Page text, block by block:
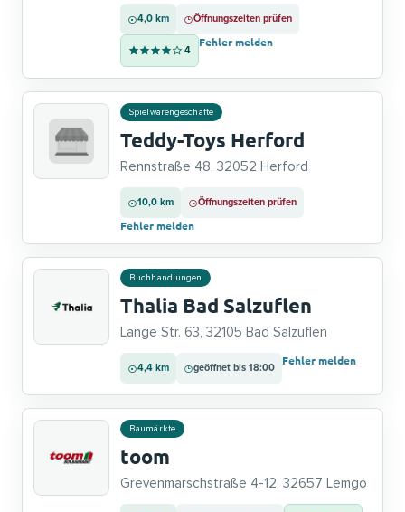
4,0 km Öffnungszeiten prüfen
4
Fehler melden
Spielwarengeschäfte
Teddy-Toys Herford
Rennstraße 48, 32052 Herford
10,0 km Öffnungszeiten prüfen
Fehler melden
Buchhandlungen
Thalia Bad Salzuflen
Lange Str. 63, 32105 Bad Salzuflen
4,4 km geöffnet bis 18:00
Fehler melden
Baumärkte
toom
Grevenmarschstraße 4-12, 32657 Lemgo